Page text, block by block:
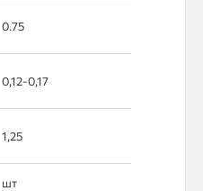
0.75
0,12-0,17
1,25
шт